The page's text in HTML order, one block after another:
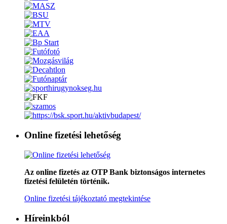
Online fizetési lehetőség
Az online fizetés az OTP Bank biztonságos internetes
fizetési felületén történik.
Online fizetési tájékoztató megtekintése
Híreinkból